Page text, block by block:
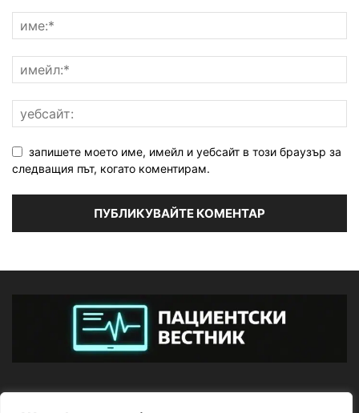
запишете моето име, имейл и уебсайт в този браузър за
следващия път, когато коментирам.